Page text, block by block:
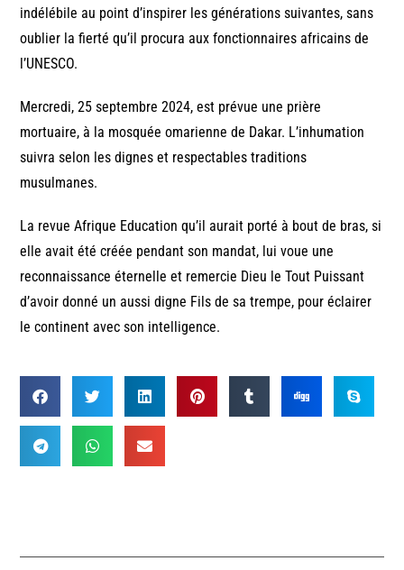
indélébile au point d’inspirer les générations suivantes, sans
oublier la fierté qu’il procura aux fonctionnaires africains de
l’UNESCO.
Mercredi, 25 septembre 2024, est prévue une prière
mortuaire, à la mosquée omarienne de Dakar. L’inhumation
suivra selon les dignes et respectables traditions
musulmanes.
La revue Afrique Education qu’il aurait porté à bout de bras, si
elle avait été créée pendant son mandat, lui voue une
reconnaissance éternelle et remercie Dieu le Tout Puissant
d’avoir donné un aussi digne Fils de sa trempe, pour éclairer
le continent avec son intelligence.